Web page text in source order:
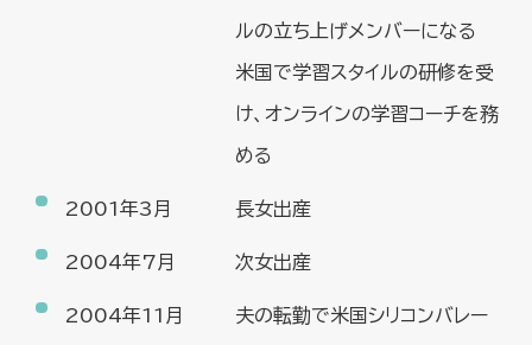
ルの立ち上げメンバーになる
米国で学習スタイルの研修を受
け、オンラインの学習コーチを務
める
2001年3月 長女出産
2004年7月 次女出産
2004年11月 夫の転勤で米国シリコンバレー